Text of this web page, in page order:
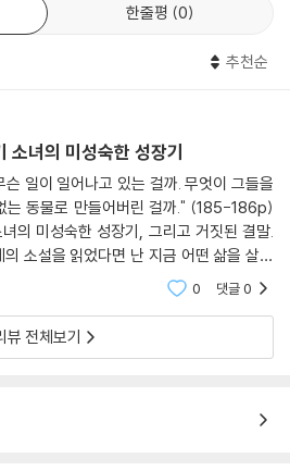
무도 나를 사랑해주지 않아도 돼. 내가 어
아무도 없어.’
다.
찾지만 끝내 실패하고 만다. 조반나는 부
신이 정말로 고모를 닮았는지 확인한다.
슬리는 면이 있어서 차라리 단순하게 못생
짜 모습을 보아야 한다며 부모님을 잘 관
차 부모님을 객관적인 시각으로 바라보게
친형제처럼 지내는 마리아노 아저씨가 다
서 감싸고 있는 모습을 목격하고 큰 충격
전하다고 생각했던 세계에 균열을 느끼며
에 발을 들여놓게 된다.
인 성장소설과는 전혀 다른 독특한 구조로
충격적인 발언 때문이다. 아버지 안드레아
나의 가족은 회복 불가능한 상태가 되고
한줄평 0
추천순
소녀의 미성숙한 성장기
일이 일어나고 있는 걸까. 무엇이 그들을
는 동물로 만들어버린 걸까." (185-186p)
의 미성숙한 성장기, 그리고 거짓된 결말.
소설을 읽었다면 난 지금 어떤 삶을 살고
고, 아직 난 어른이 되지 못했다는 생각이 들
0 댓글0
뷰 전체보기